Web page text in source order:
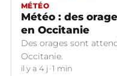
MÉTÉO
Météo : des
en Occitanie
Des orages sont
Occitanie.
il y a 4 j 1 min